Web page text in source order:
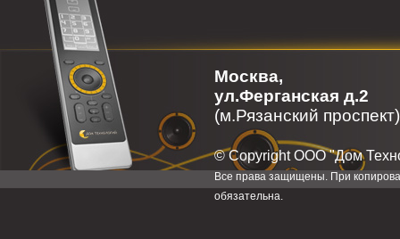
Москва,
ул.Ферганская д.2
(м.Рязанский проспект)
© Сopyright ООО "Дом
Все права защищены. При
обязательна.